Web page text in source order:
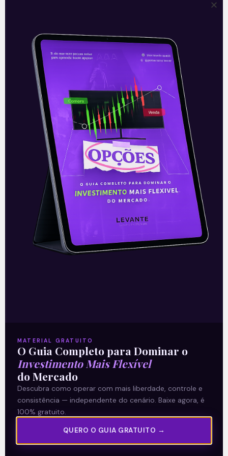
ALSO3: Aliansce Sonae anuncia
operação digital
Na noite de segunda-feira (16), após o
fechamento do mercado, a Aliansce
Sonae (ALSO3) anunciou via Fato
Relevante o lançamento da Alsotech, sua
operação digital
Leia mais
17/08/2021
Sobre nós
Termos e Condições
Política de Privacidade
Explore
E Eu Com Isso?
MATERIAL GRATUITO
O Guia Completo para Dominar o
Investimento Mais Flexível
do Mercado
Descubra como operar com mais liberdade, controle e
consistência — independente do cenário. Baixe agora, é
100% gratuito.
QUERO O GUIA GRATUITO →